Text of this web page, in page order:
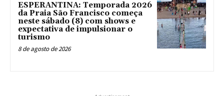
ESPERANTINA: Temporada 2026
da Praia São Francisco começa
neste sábado (8) com shows e
expectativa de impulsionar o
turismo
8 de agosto de 2026